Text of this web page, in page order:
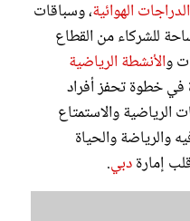
الدراجات الهوائية، وسباقات
للشركاء من القطاع
والأنشطة الرياضية
في خطوة تحفز أفراد
الرياضية والاستمتاع
والرياضة والحياة
إمارةدبي.